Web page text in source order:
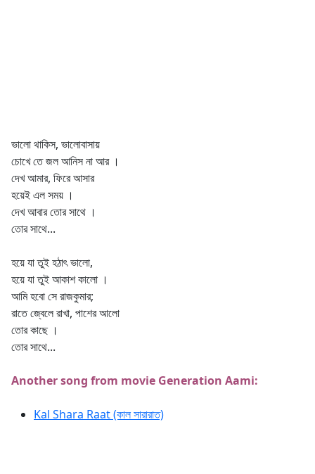
ভালো থাকিস, ভালোবাসায়
চোখে তে জল আনিস না আর ।
দেখ আমার, ফিরে আসার
হয়েই এল সময় ।
দেখ আবার তোর সাথে ।
তোর সাথে...
হয়ে যা তুই হঠাৎ ভালো,
হয়ে যা তুই আকাশ কালো ।
আমি হবো সে রাজকুমার;
রাতে জ্বেলে রাখা, পাশের আলো
তোর কাছে ।
তোর সাথে...
Another song from movie Generation Aami:
Kal Shara Raat (কাল সারারাত)